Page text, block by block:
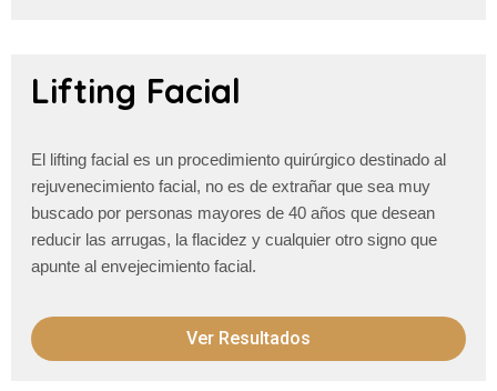
Lifting Facial
El lifting facial es un procedimiento quirúrgico destinado al
rejuvenecimiento facial, no es de extrañar que sea muy
buscado por personas mayores de 40 años que desean
reducir las arrugas, la flacidez y cualquier otro signo que
apunte al envejecimiento facial.
Ver Resultados